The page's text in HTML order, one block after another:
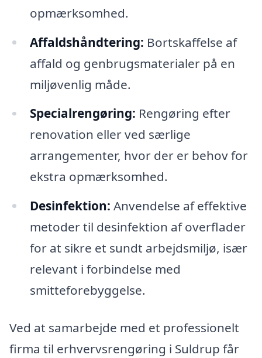
opmærksomhed.
Affaldshåndtering: Bortskaffelse af
affald og genbrugsmaterialer på en
miljøvenlig måde.
Specialrengøring: Rengøring efter
renovation eller ved særlige
arrangementer, hvor der er behov for
ekstra opmærksomhed.
Desinfektion: Anvendelse af effektive
metoder til desinfektion af overflader
for at sikre et sundt arbejdsmiljø, især
relevant i forbindelse med
smitteforebyggelse.
Ved at samarbejde med et professionelt
firma til erhvervsrengøring i Suldrup får